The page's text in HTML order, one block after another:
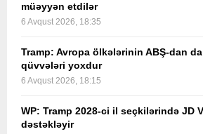
müəyyən etdilər
6 Avqust 2026, 18:35
Tramp: Avropa ölkələrinin ABŞ-dan
qüvvələri yoxdur
6 Avqust 2026, 18:15
WP: Tramp 2028-ci il seçkilərində JD
dəstəkləyir